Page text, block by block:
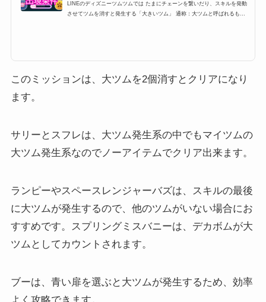
LINEのディズニーツムツムでは たまにチェーンを繋いだり、スキルを発動
させてツムを消すと発生する「大きいツム」 通称：大ツムと呼ばれるもの
こでは、大きいツム(大...
このミッションは、大ツムを2個消すとクリアになり
ます。
サリーとスフレは、大ツム発生系の中でもマイツムの
大ツム発生系なのでノーアイテムでクリア出来ます。
ランピーやスペースレンジャーバズは、スキルの最後
に大ツムが発生するので、他のツムがいない場合にお
すすめです。スプリングミスバニーは、デカボムが大
ツムとしてカウントされます。
ブーは、青い扉を選ぶと大ツムが発生するため、効率